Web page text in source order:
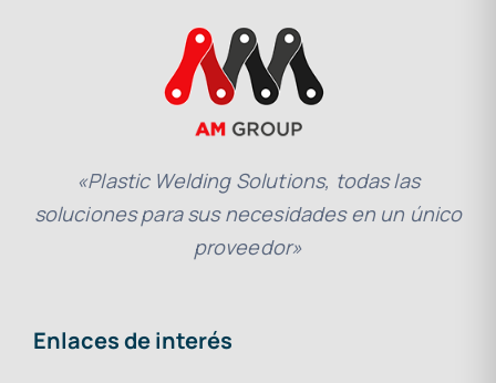
«Plastic Welding Solutions, todas las
soluciones para sus necesidades en un único
proveedor»
Enlaces de interés